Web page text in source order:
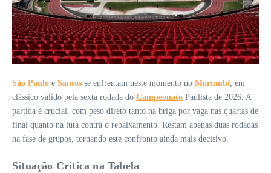
São Paulo e Santos se enfrentam neste momento no Morumbi, em
clássico válido pela sexta rodada do Campeonato Paulista de 2026. A
partida é crucial, com peso direto tanto na briga por vaga nas quartas de
final quanto na luta contra o rebaixamento. Restam apenas duas rodadas
na fase de grupos, tornando este confronto ainda mais decisivo.
Situação Crítica na Tabela